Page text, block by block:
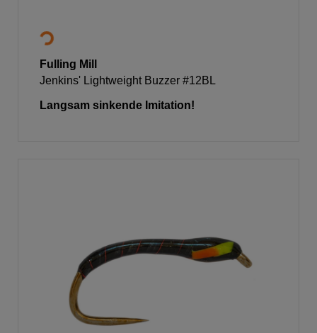
Fulling Mill
Jenkins' Lightweight Buzzer #12BL
Langsam sinkende Imitation!